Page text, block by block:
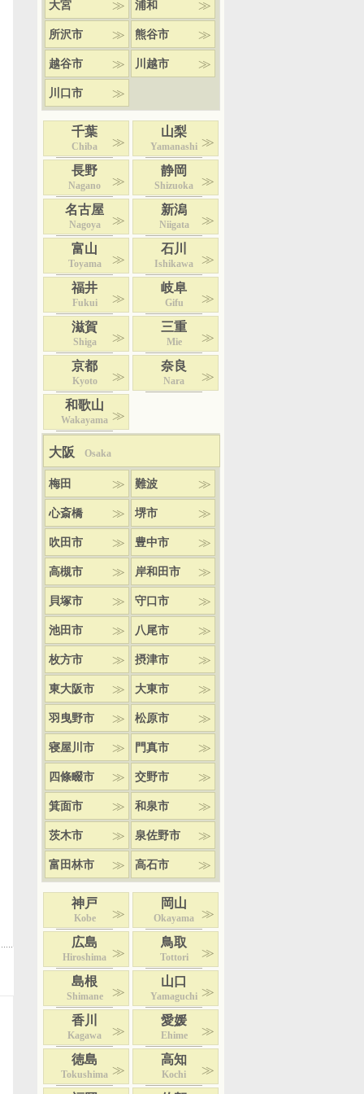
大宮 浦和
所沢市 熊谷市
越谷市 川越市
川口市
千葉
Chiba
山梨
Yamanashi
長野
Nagano
静岡
Shizuoka
名古屋
Nagoya
新潟
Niigata
富山
Toyama
石川
Ishikawa
福井
Fukui
岐阜
Gifu
滋賀
Shiga
三重
Mie
京都
Kyoto
奈良
Nara
和歌山
Wakayama
大阪 Osaka
梅田 難波
心斎橋 堺市
吹田市 豊中市
高槻市 岸和田市
貝塚市 守口市
池田市 八尾市
枚方市 摂津市
東大阪市 大東市
羽曳野市 松原市
寝屋川市 門真市
四條畷市 交野市
箕面市 和泉市
茨木市 泉佐野市
富田林市 高石市
神戸
Kobe
岡山
Okayama
広島
Hiroshima
鳥取
Tottori
島根
Shimane
山口
Yamaguchi
香川
Kagawa
愛媛
Ehime
徳島
Tokushima
高知
Kochi